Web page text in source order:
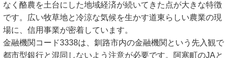
なく酪農を土台にした地域経済が続いてきた点が大きな特徴
です。広い牧草地と冷涼な気候を生かす道東らしい農業の現
場に、信用事業が密着しています。
金融機関コード3338は、釧路市内の金融機関という先入観で
都市型銀行と混同しないよう注意が必要です。阿寒町のJAと